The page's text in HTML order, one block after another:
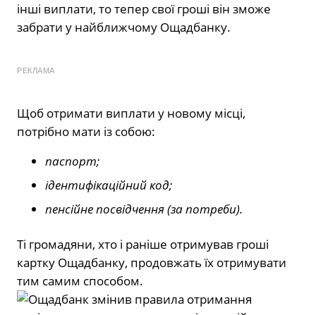
інші виплати, то тепер свої гроші він зможе
забрати у найближчому Ощадбанку.
РЕКЛАМА
Щоб отримати виплати у новому місці,
потрібно мати із собою:
паспорт;
ідентифікаційний код;
пенсійне посвідчення (за потреби).
Ті громадяни, хто і раніше отримував гроші
картку Ощадбанку, продовжать їх отримувати
тим самим способом.